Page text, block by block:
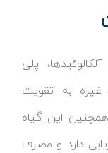
پلی
غیره به تقویت
این گیاه
دارد و مصرف